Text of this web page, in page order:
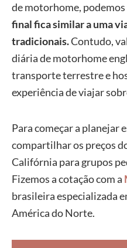
de motorhome,
final fica similar a uma
tradicionais.Contudo,
diária de motorhome
transporte terrestre e
experiência de viajar
Para começar a planejar
compartilhar os preços
Califórnia para grupos
Fizemos a cotação com a
brasileira especializada
América do Norte.